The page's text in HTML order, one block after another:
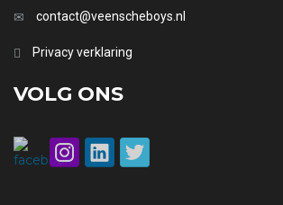
contact@veenscheboys.nl
Privacy verklaring
VOLG ONS